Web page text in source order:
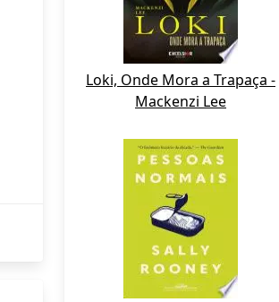
Loki, Onde Mora a Trapaça -
Mackenzi Lee